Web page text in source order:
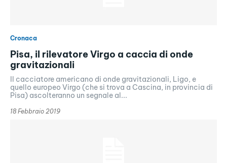
Cronaca
Pisa, il rilevatore Virgo a caccia di onde
gravitazionali
Il cacciatore americano di onde gravitazionali, Ligo, e
quello europeo Virgo (che si trova a Cascina, in provincia di
Pisa) ascolteranno un segnale al...
18 Febbraio 2019